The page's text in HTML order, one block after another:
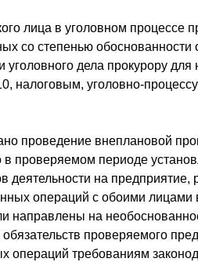
лица в уголовном процессе
со степенью обоснованности
дела прокурору для
налоговым, уголовно-
проведение внеплановой
проверяемом периоде
деятельности на предприятие,
операций с обоими лицами
направлены на
проверяемого
операций требованиям